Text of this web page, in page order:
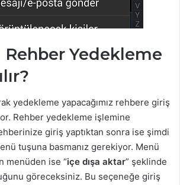
Rehber Yedekleme
yedekleme yapacağımız rehbere giriş
Rehber yedekleme işlemine
giriş yaptıktan sonra ise şimdi
tuşuna basmanız gerekiyor. Menü
menüden ise “içe dışa aktar” şeklinde
göreceksiniz. Bu seçeneğe giriş